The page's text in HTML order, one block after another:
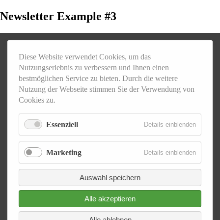
Newsletter Example #3
Diese Website verwendet Cookies, um das
Nutzungserlebnis zu verbessern und Ihnen einen
bestmöglichen Service zu bieten. Durch die weitere
Nutzung der Webseite stimmen Sie der Verwendung von
Cookies zu.
Essenziell Details einblendenfür
Marketing Details einblendenfür
Auswahl speichern
Alle akzeptieren